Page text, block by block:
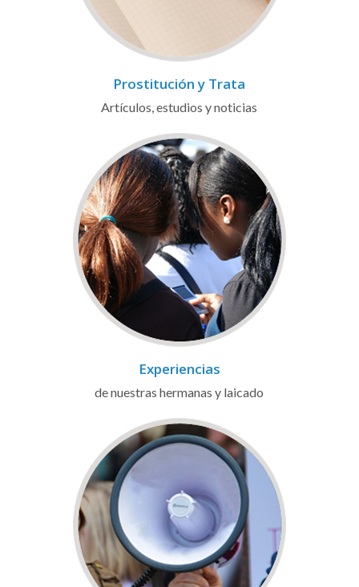
Prostitución y Trata
Artículos, estudios y noticias
Experiencias
de nuestras hermanas y laicado